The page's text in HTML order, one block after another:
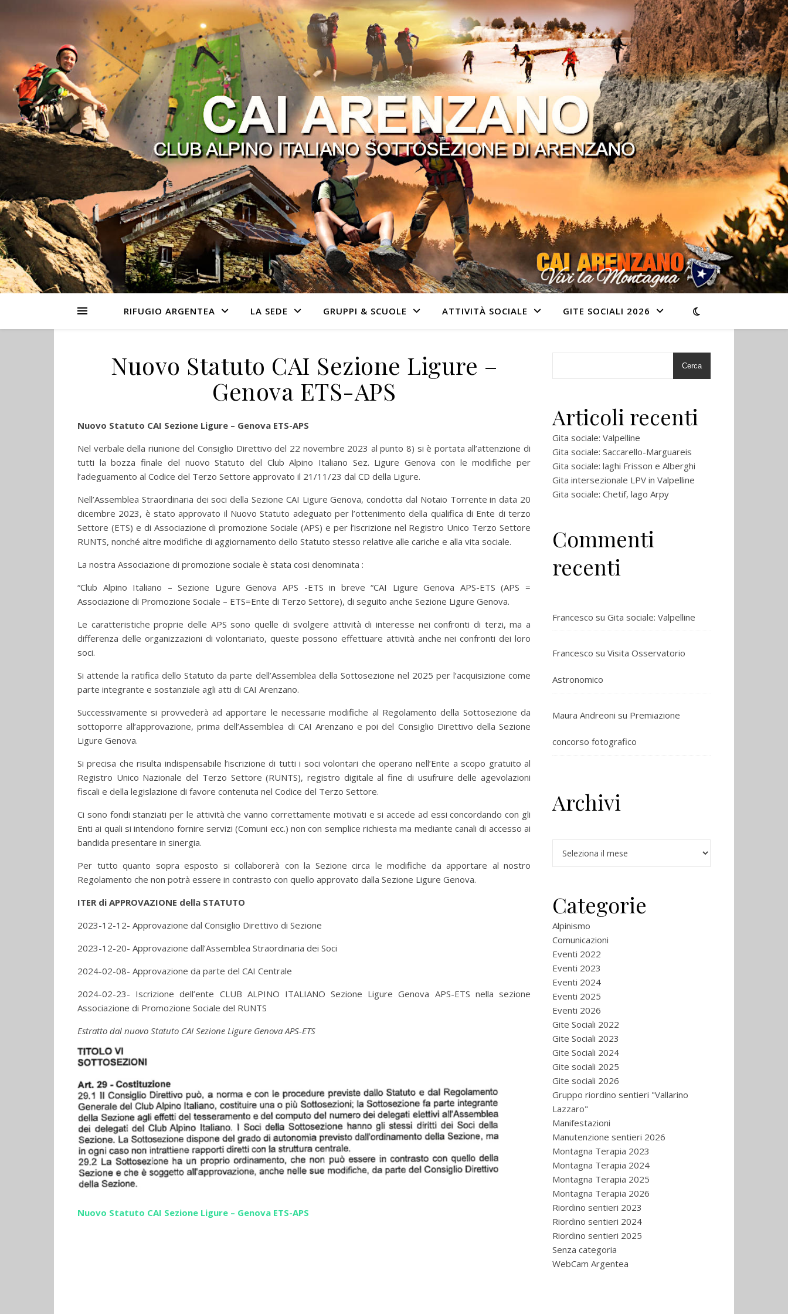
RIFUGIO ARGENTEA LA SEDE GRUPPI & SCUOLE ATTIVITÀ SOCIALE GITE SOCIALI 2026
Nuovo Statuto CAI Sezione Ligure –
Genova ETS-APS
Nuovo Statuto CAI Sezione Ligure – Genova ETS-APS
Nel verbale della riunione del Consiglio Direttivo del 22 novembre 2023 al punto 8) si è portata all’attenzione di
tutti la bozza finale del nuovo Statuto del Club Alpino Italiano Sez. Ligure Genova con le modifiche per
l’adeguamento al Codice del Terzo Settore approvato il 21/11/23 dal CD della Ligure.
Nell’Assemblea Straordinaria dei soci della Sezione CAI Ligure Genova, condotta dal Notaio Torrente in data 20
dicembre 2023, è stato approvato il Nuovo Statuto adeguato per l’ottenimento della qualifica di Ente di terzo
Settore (ETS) e di Associazione di promozione Sociale (APS) e per l’iscrizione nel Registro Unico Terzo Settore
RUNTS, nonché altre modifiche di aggiornamento dello Statuto stesso relative alle cariche e alla vita sociale.
La nostra Associazione di promozione sociale è stata cosi denominata :
“Club Alpino Italiano – Sezione Ligure Genova APS -ETS in breve “CAI Ligure Genova APS-ETS (APS =
Associazione di Promozione Sociale – ETS=Ente di Terzo Settore), di seguito anche Sezione Ligure Genova.
Le caratteristiche proprie delle APS sono quelle di svolgere attività di interesse nei confronti di terzi, ma a
differenza delle organizzazioni di volontariato, queste possono effettuare attività anche nei confronti dei loro
soci.
Si attende la ratifica dello Statuto da parte dell’Assemblea della Sottosezione nel 2025 per l’acquisizione come
parte integrante e sostanziale agli atti di CAI Arenzano.
Successivamente si provvederà ad apportare le necessarie modifiche al Regolamento della Sottosezione da
sottoporre all’approvazione, prima dell’Assemblea di CAI Arenzano e poi del Consiglio Direttivo della Sezione
Ligure Genova.
Si precisa che risulta indispensabile l’iscrizione di tutti i soci volontari che operano nell’Ente a scopo gratuito al
Registro Unico Nazionale del Terzo Settore (RUNTS), registro digitale al fine di usufruire delle agevolazioni
fiscali e della legislazione di favore contenuta nel Codice del Terzo Settore.
Ci sono fondi stanziati per le attività che vanno correttamente motivati e si accede ad essi concordando con gli
Enti ai quali si intendono fornire servizi (Comuni ecc.) non con semplice richiesta ma mediante canali di accesso ai
bandida presentare in sinergia.
Per tutto quanto sopra esposto si collaborerà con la Sezione circa le modifiche da apportare al nostro
Regolamento che non potrà essere in contrasto con quello approvato dalla Sezione Ligure Genova.
ITER di APPROVAZIONE della STATUTO
2023-12-12- Approvazione dal Consiglio Direttivo di Sezione
2023-12-20- Approvazione dall’Assemblea Straordinaria dei Soci
2024-02-08- Approvazione da parte del CAI Centrale
2024-02-23- Iscrizione dell’ente CLUB ALPINO ITALIANO Sezione Ligure Genova APS-ETS nella sezione
Associazione di Promozione Sociale del RUNTS
Estratto dal nuovo Statuto CAI Sezione Ligure Genova APS-ETS
Nuovo Statuto CAI Sezione Ligure – Genova ETS-APS
Cerca
Articoli recenti
Gita sociale: Valpelline
Gita sociale: Saccarello-Marguareis
Gita sociale: laghi Frisson e Alberghi
Gita intersezionale LPV in Valpelline
Gita sociale: Chetif, lago Arpy
Commenti
recenti
Francesco su Gita sociale: Valpelline
Francesco su Visita Osservatorio
Astronomico
Maura Andreoni su Premiazione
concorso fotografico
Archivi
Archivi
Categorie
Alpinismo
Comunicazioni
Eventi 2022
Eventi 2023
Eventi 2024
Eventi 2025
Eventi 2026
Gite Sociali 2022
Gite Sociali 2023
Gite Sociali 2024
Gite sociali 2025
Gite sociali 2026
Gruppo riordino sentieri "Vallarino
Lazzaro"
Manifestazioni
Manutenzione sentieri 2026
Montagna Terapia 2023
Montagna Terapia 2024
Montagna Terapia 2025
Montagna Terapia 2026
Riordino sentieri 2023
Riordino sentieri 2024
Riordino sentieri 2025
Senza categoria
WebCam Argentea